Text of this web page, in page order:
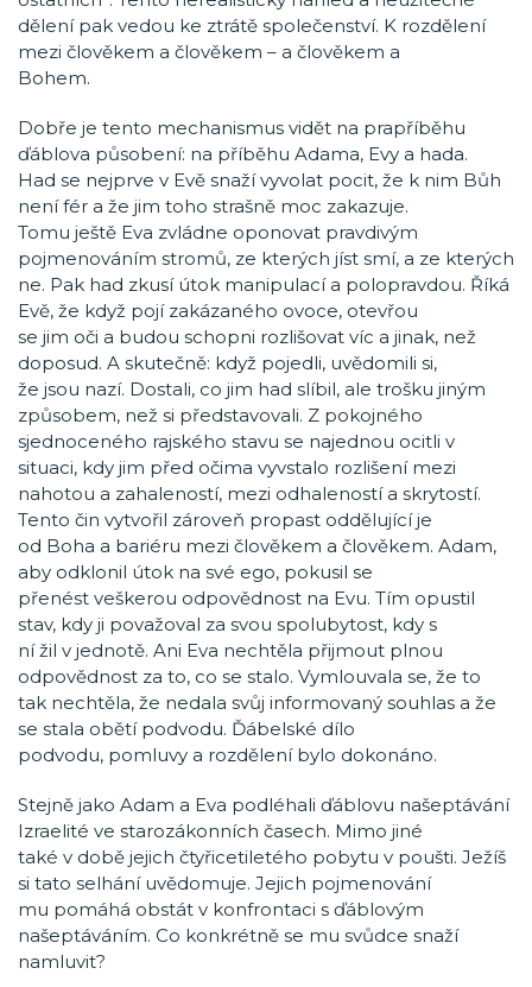
dělení pak vedou ke ztrátě společenství. K rozdělení
mezi člověkem a člověkem – a člověkem a
Bohem.
Dobře je tento mechanismus vidět na prapříběhu
ďáblova působení: na příběhu Adama, Evy a hada.
Had se nejprve v Evě snaží vyvolat pocit, že k nim Bůh
není fér a že jim toho strašně moc zakazuje.
Tomu ještě Eva zvládne oponovat pravdivým
pojmenováním stromů, ze kterých jíst smí, a ze kterých
ne. Pak had zkusí útok manipulací a polopravdou. Říká
Evě, že když pojí zakázaného ovoce, otevřou
se jim oči a budou schopni rozlišovat víc a jinak, než
doposud. A skutečně: když pojedli, uvědomili si,
že jsou nazí. Dostali, co jim had slíbil, ale trošku jiným
způsobem, než si představovali. Z pokojného
sjednoceného rajského stavu se najednou ocitli v
situaci, kdy jim před očima vyvstalo rozlišení mezi
nahotou a zahaleností, mezi odhaleností a skrytostí.
Tento čin vytvořil zároveň propast oddělující je
od Boha a bariéru mezi člověkem a člověkem. Adam,
aby odklonil útok na své ego, pokusil se
přenést veškerou odpovědnost na Evu. Tím opustil
stav, kdy ji považoval za svou spolubytost, kdy s
ní žil v jednotě. Ani Eva nechtěla přijmout plnou
odpovědnost za to, co se stalo. Vymlouvala se, že to
tak nechtěla, že nedala svůj informovaný souhlas a že
se stala obětí podvodu. Ďábelské dílo
podvodu, pomluvy a rozdělení bylo dokonáno.
Stejně jako Adam a Eva podléhali ďáblovu našeptávání
Izraelité ve starozákonních časech. Mimo jiné
také v době jejich čtyřicetiletého pobytu v poušti. Ježíš
si tato selhání uvědomuje. Jejich pojmenování
mu pomáhá obstát v konfrontaci s ďáblovým
našeptáváním. Co konkrétně se mu svůdce snaží
namluvit?